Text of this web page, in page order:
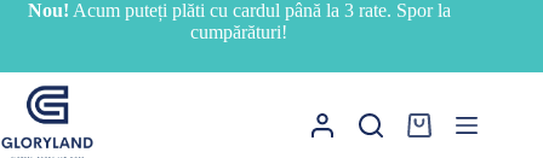
SariNou! Acum puteți plăti cu cardul până la 3 rate. Spor la
cumpărături!
Coș